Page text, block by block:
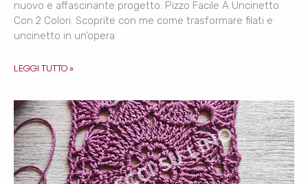
nuovo e affascinante progetto: Pizzo Facile A Uncinetto
Con 2 Colori. Scoprite con me come trasformare filati e
uncinetto in un’opera
LEGGI TUTTO »